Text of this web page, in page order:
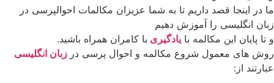
ما در اینجا قصد داریم تا به شما عزیزان مکالمات احوالپرسی در
زبان انگلیسی را آموزش دهیم
و تا پایان این مکالمه با یادگیری با کامران همراه باشید.
روش های معمول شروع مکالمه و احوال پرسی در زبان انگلیسی
عبارتند از: